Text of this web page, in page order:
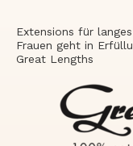
Extensions für
Frauen geht in
Great Lengths